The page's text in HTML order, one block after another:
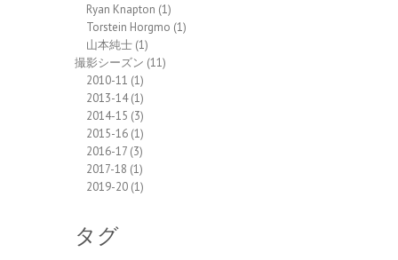
Ryan Knapton (1)
Torstein Horgmo (1)
山本純士 (1)
撮影シーズン (11)
2010-11 (1)
2013-14(1)
2014-15 (3)
2015-16 (1)
2016-17 (3)
2017-18 (1)
2019-20 (1)
タグ